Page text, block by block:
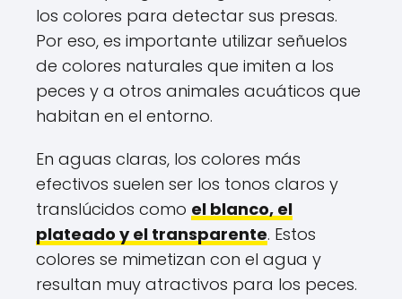
los colores para detectar sus presas.
Por eso, es importante utilizar señuelos
de colores naturales que imiten a los
peces y a otros animales acuáticos que
habitan en el entorno.
En aguas claras, los colores más
efectivos suelen ser los tonos claros y
translúcidos como el blanco, el
plateado y el transparente. Estos
colores se mimetizan con el agua y
resultan muy atractivos para los peces.